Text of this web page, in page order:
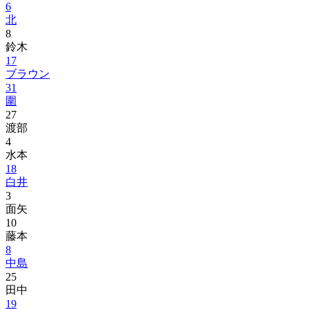
6
北
8
鈴木
17
ブラウン
31
圍
27
渡部
4
水本
18
白井
3
面矢
10
藤本
8
中島
25
田中
19